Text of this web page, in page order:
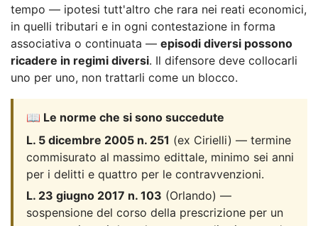
tempo — ipotesi tutt'altro che rara nei reati economici,
in quelli tributari e in ogni contestazione in forma
associativa o continuata — episodi diversi possono
ricadere in regimi diversi. Il difensore deve collocarli
uno per uno, non trattarli come un blocco.
📖 Le norme che si sono succedute
L. 5 dicembre 2005 n. 251 (ex Cirielli) — termine
commisurato al massimo edittale, minimo sei anni
per i delitti e quattro per le contravvenzioni.
L. 23 giugno 2017 n. 103 (Orlando) —
sospensione del corso della prescrizione per un